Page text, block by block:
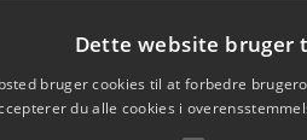
Dette website bruger
bruger cookies til at forbedre
du alle cookies i